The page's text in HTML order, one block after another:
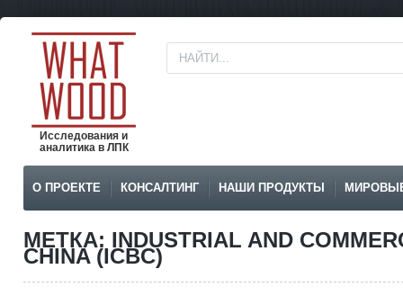
Исследования и
аналитика в ЛПК
О ПРОЕКТЕ КОНСАЛТИНГ НАШИ ПРОДУКТЫ
МЕТКА: INDUSTRIAL AND
CHINA (ICBC)